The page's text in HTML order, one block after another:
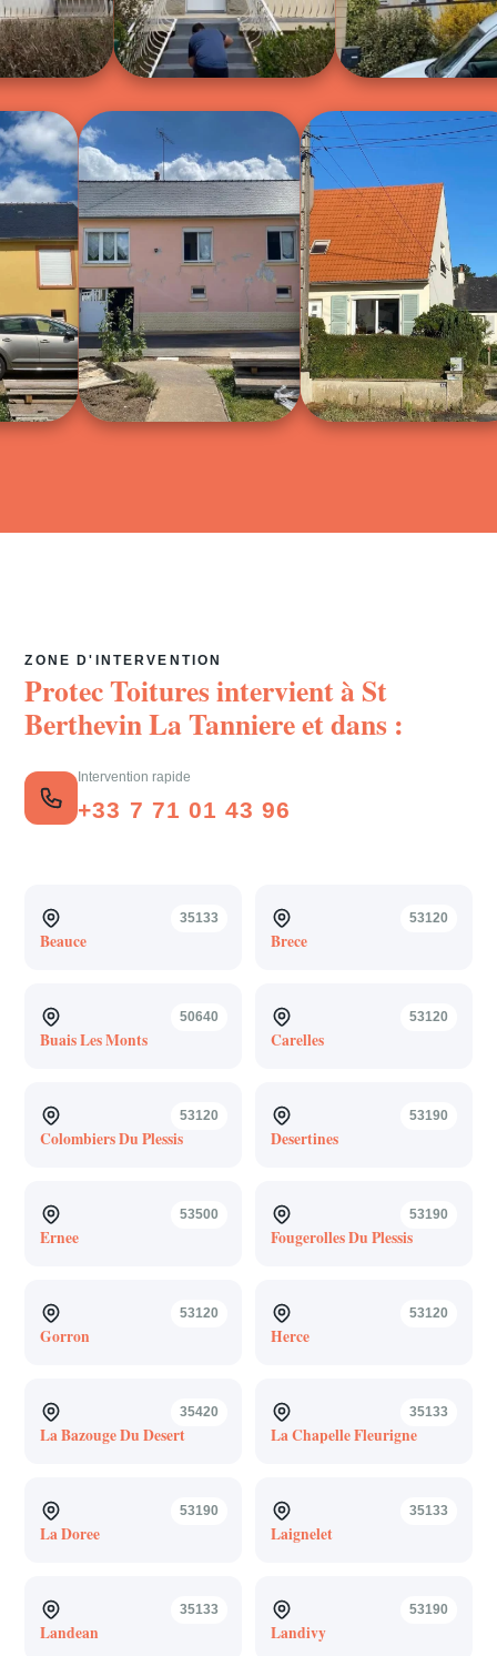
ZONE D'INTERVENTION
Protec Toitures intervient àSt
Berthevin La Tanniereet dans :
Intervention rapide
+33 7 71 01 43 96
35133
Beauce
53120
Brece
50640
Buais Les Monts
53120
Carelles
53120
Colombiers Du Plessis
53190
Desertines
53500
Ernee
53190
Fougerolles Du Plessis
53120
Gorron
53120
Herce
35420
La Bazouge Du Desert
35133
La Chapelle Fleurigne
53190
La Doree
35133
Laignelet
35133
Landean
53190
Landivy